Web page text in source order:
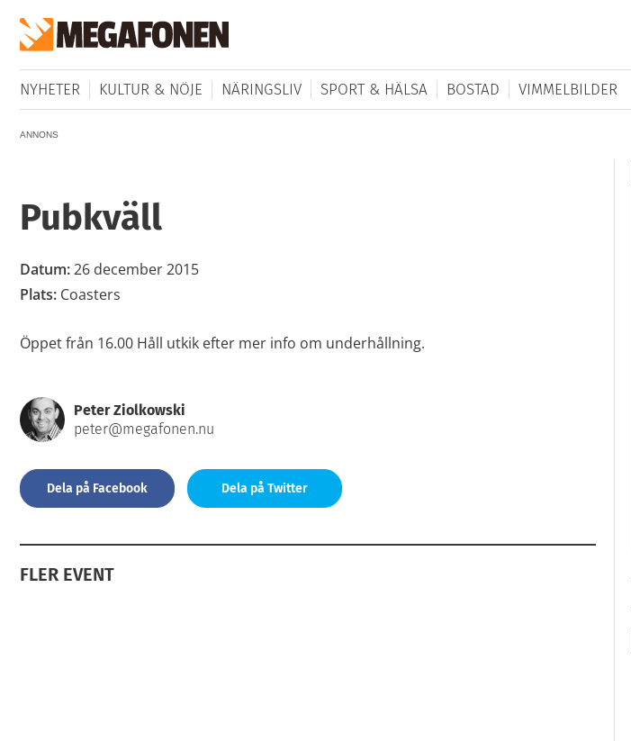
NYHETER KULTUR & NÖJE NÄRINGSLIV SPORT & HÄLSA BOSTAD VIMMELBILDER
ANNONS
Pubkväll
Datum:26 december 2015
Plats:Coasters
Öppet från 16.00 Håll utkik efter mer info om underhållning.
Peter Ziolkowski
peter@megafonen.nu
Dela på Facebook Dela på Twitter
FLER EVENT